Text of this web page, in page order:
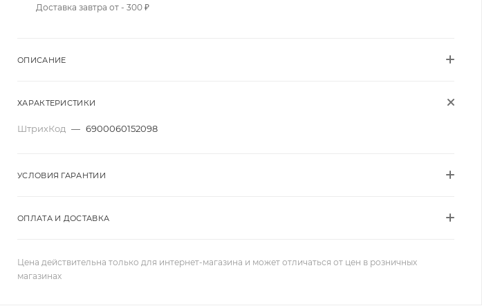
Доставка завтра от - 300 ₽
ОПИСАНИЕ
ХАРАКТЕРИСТИКИ
ШтрихКод — 6900060152098
УСЛОВИЯ ГАРАНТИИ
ОПЛАТА И ДОСТАВКА
Цена действительна только для интернет-магазина и может отличаться от цен в розничных
магазинах